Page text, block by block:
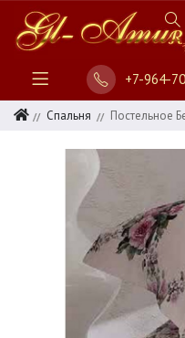
+7-964-
Спальня Постельное